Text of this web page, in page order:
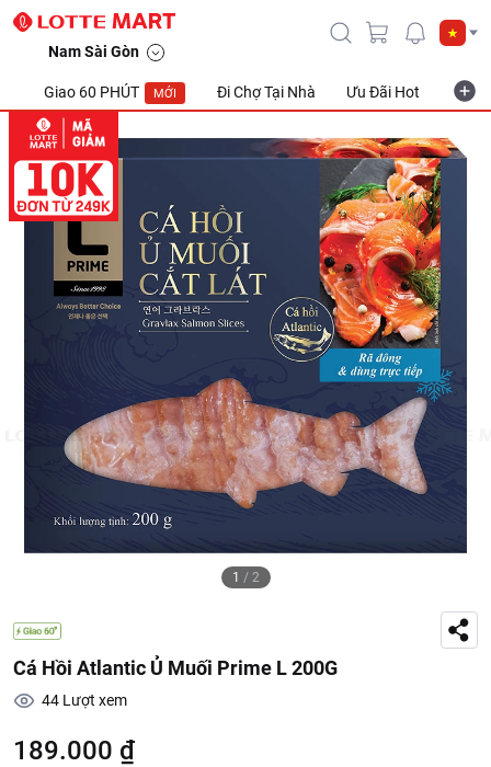
Nam Sài Gòn
Giao 60 PHÚT MỚI Đi Chợ Tại Nhà Ưu Đãi Hot
1 / 2
Cá Hồi Atlantic Ủ Muối Prime L 200G
44 Lượt xem
189.000 ₫